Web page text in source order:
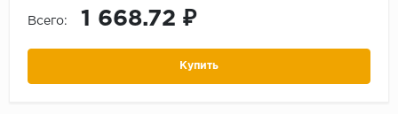
Всего: 1 668.72 ₽
Купить